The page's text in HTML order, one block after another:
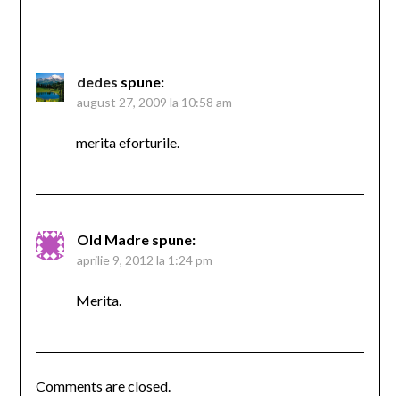
dedes spune:
august 27, 2009 la 10:58 am
merita eforturile.
Old Madre spune:
aprilie 9, 2012 la 1:24 pm
Merita.
Comments are closed.